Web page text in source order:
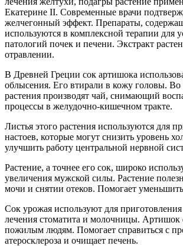
Екатерине II. Современные врачи
желчегонный эффект. Препараты,
используются в комплексной терапии для
патологий почек и печени. Экстракт
отравлении.
В Древней Греции сок артишока
облысения. Его втирали в кожу головы. Во
растения производят чай, снимающий
процессы в желудочно-кишечном тракте.
Листья этого растения используются для
настоев, которые могут снизить уровень
улучшить работу центральной нервной
Растение, а точнее его сок, широко
увеличения мужской силы. Растение
мочи и снятии отеков. Помогает
Сок урожая используют для приготовления
лечения стоматита и молочницы. Артишок
пожилым людям. Помогает справиться с
атеросклероза и очищает печень.